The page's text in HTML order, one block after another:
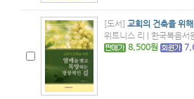
[도서] 교회의 건축을 위
위트니스 리 | 한국복음
8,500원